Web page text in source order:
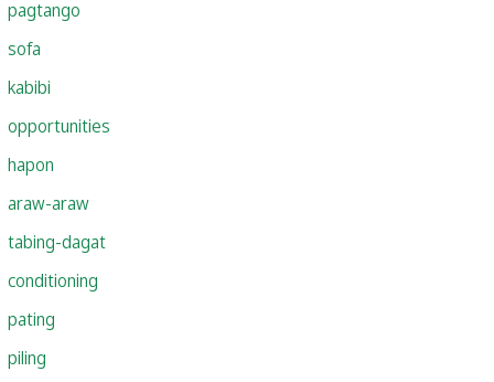
pagtango
sofa
kabibi
opportunities
hapon
araw-araw
tabing-dagat
conditioning
pating
piling